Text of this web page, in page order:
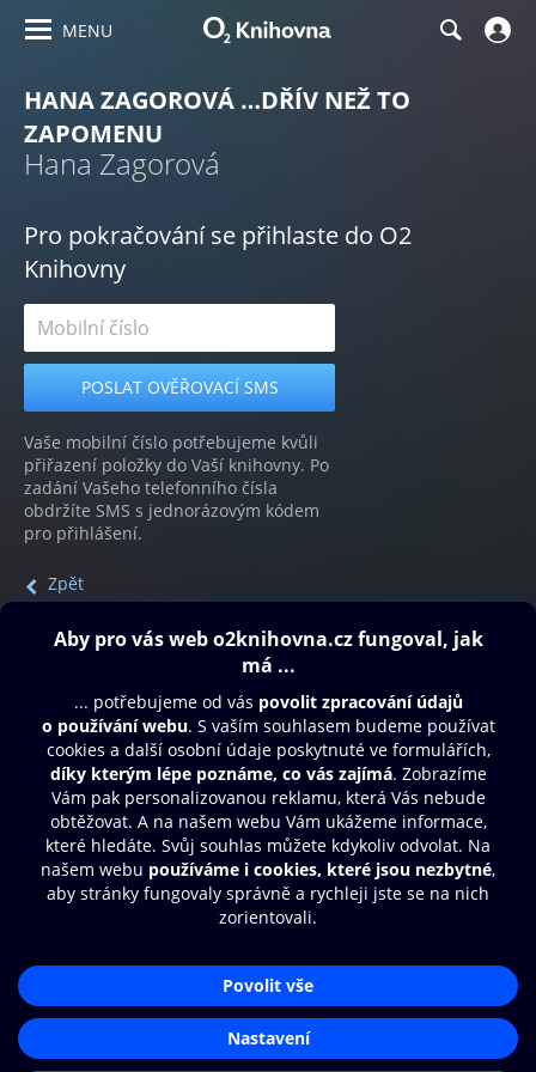
MENU
HANA ZAGOROVÁ …DŘÍV NEŽ TO
ZAPOMENU
Hana Zagorová
Pro pokračování se přihlaste do O2
Knihovny
Vaše mobilní číslo potřebujeme kvůli
přiřazení položky do Vaší knihovny. Po
zadání Vašeho telefonního čísla
obdržíte SMS s jednorázovým kódem
pro přihlášení.
Zpět
Obsah ke stažení
Moje O2 Knihovna
Další zábava
© O2 Czech Republic a.s.
Přístupnost
Zásady zpracování osobních údajůAplikace O2 Knihovna
Čti a poslouchej své e-knihy a
audioknihy rychleji a pohodlněji.